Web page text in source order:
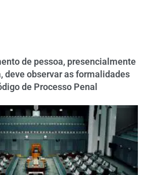
de pessoa, presencialmente
deve observar as formalidades
de Processo Penal